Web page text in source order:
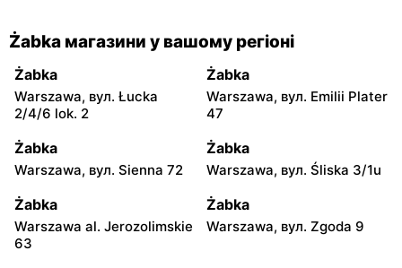
Żabka магазини у вашому регіоні
Żabka
Warszawa, вул. Łucka
2/4/6 lok. 2
Żabka
Warszawa, вул. Emilii Plater
47
Żabka
Warszawa, вул. Sienna 72
Żabka
Warszawa, вул. Śliska 3/1u
Żabka
Warszawa al. Jerozolimskie
63
Żabka
Warszawa, вул. Zgoda 9